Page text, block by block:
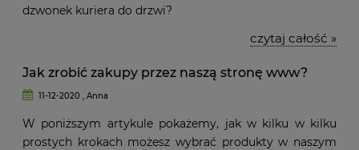
dzwonek kuriera do drzwi?
czytaj całość »
Jak zrobić zakupy przez naszą stronę www?
11-12-2020 , Anna
W poniższym artykule pokażemy, jak w kilku w kilku
prostych krokach możesz wybrać produkty w naszym